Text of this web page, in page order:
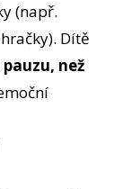
(např.
Dítě
než